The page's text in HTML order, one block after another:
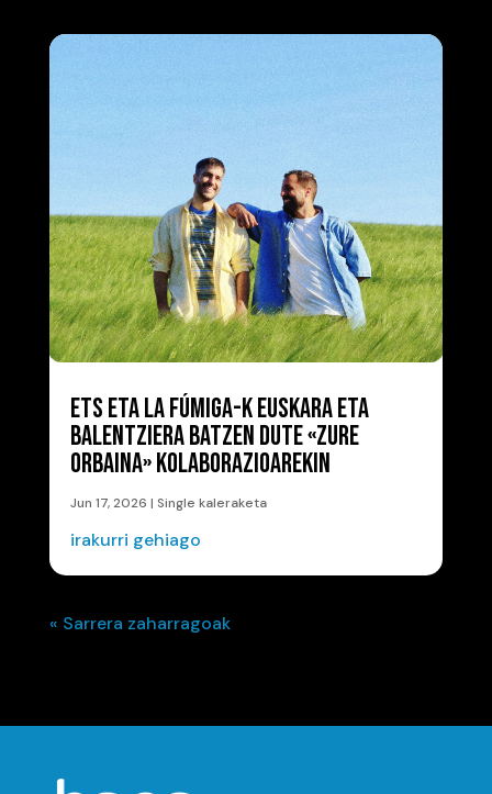
ETS ETA LA FÚMIGA-K EUSKARA ETA
BALENTZIERA BATZEN DUTE «ZURE
ORBAINA» KOLABORAZIOAREKIN
Jun 17, 2026 | Single kaleraketa
irakurri gehiago
« Sarrera zaharragoak